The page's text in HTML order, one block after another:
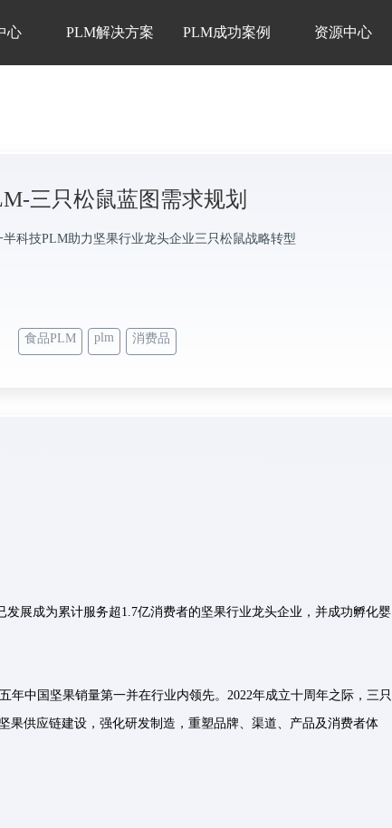
心 PLM解决方案 PLM成功案例 资源中心
三只松鼠蓝图需求规划
科技PLM助力坚果行业龙头企业三只松鼠战略转型
食品PLM plm 消费品
展成为累计服务超1.7亿消费者的坚果行业龙头企业，并成功孵化婴
年中国坚果销量第一并在行业内领先。2022年成立十周年之际，三只
果供应链建设，强化研发制造，重塑品牌、渠道、产品及消费者体